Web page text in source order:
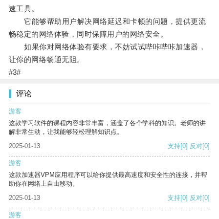
速工具。
它能够帮助用户解决网络延迟和卡顿的问题，提供更流
畅稳定的网络体验，同时保障用户的网络安全。
如果你对网络体验有要求，不妨试试哔咔哔咔加速器，
让你的网络畅通无阻。
#3#
评论
游客
这款学习软件的课程内容非常丰富，涵盖了各个学科的知识。老师的讲
解非常生动，让我能够轻松理解知识点。
2025-01-13
支持[0] 反对[0]
游客
这款加速器VPM应用程序可以给你提供最高速度和安全性的连接，并帮
助你在网络上自由移动。
2025-01-13
支持[0] 反对[0]
游客